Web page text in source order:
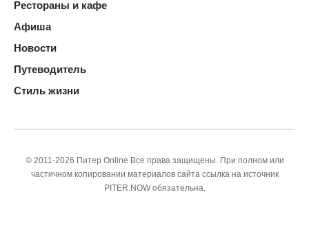
Рестораны и кафе
Афиша
Новости
Путеводитель
Стиль жизни
© 2011-2026 Питер Online Все права защищены. При полном или
частичном копировании материалов сайта ссылка на источник
PITER.NOW обязательна.